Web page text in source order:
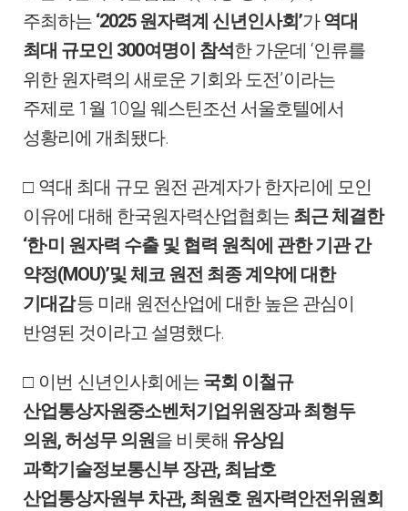
주최하는 ‘2025원자력계 신년인사회’가역대
최대 규모인 300여명이 참석한 가운데 ‘인류를
위한 원자력의 새로운 기회와 도전’이라는
주제로 1 월 10일 웨스틴조선 서울호텔에서
성황리에 개최됐다.
□ 역대 최대 규모 원전 관계자가 한자리에 모인
이유에 대해 한국원자력산업협회는 최근 체결한
‘한·미 원자력 수출 및 협력 원칙에 관한 기관 간
약정(MOU)’및 체코 원전 최종 계약에 대한
기대감등 미래 원전산업에 대한 높은 관심이
반영된 것이라고 설명했다.
□ 이번 신년인사회에는 국회 이철규
산업통상자원중소벤처기업위원장과 최형두
의원, 허성무 의원을 비롯해 유상임
과학기술정보통신부 장관, 최남호
산업통상자원부 차관, 최원호 원자력안전위원회